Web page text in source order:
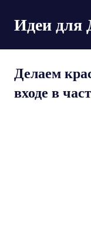
перейти
к
содержимому
Идеи для
Делаем
входе в